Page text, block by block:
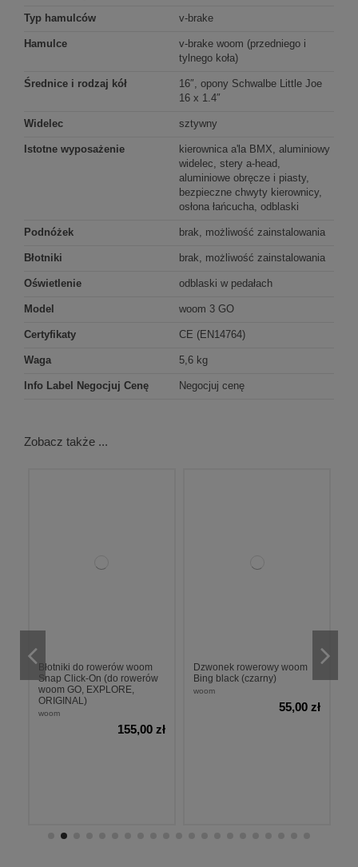
Typ hamulców v-brake
Hamulce
v-brake woom (przedniego i
tylnego koła)
Średnice i rodzaj kół
16″, opony Schwalbe Little Joe
16 x 1.4″
Widelec sztywny
Istotne wyposażenie
kierownica a'la BMX, aluminiowy
widelec, stery a-head,
aluminiowe obręcze i piasty,
bezpieczne chwyty kierownicy,
osłona łańcucha, odblaski
Podnóżek brak, możliwość zainstalowania
Błotniki brak, możliwość zainstalowania
Oświetlenie odblaski w pedałach
Model woom 3 GO
Certyfikaty CE (EN14764)
Waga 5,6 kg
Info Label Negocjuj Cenę Negocjuj cenę
Zobacz także ...
Błotniki do rowerów woom
Snap Click-On (do rowerów
woom GO, EXPLORE,
ORIGINAL)
woom
155,00 zł
Dzwonek rowerowy woom
Bing black (czarny)
woom
55,00 zł